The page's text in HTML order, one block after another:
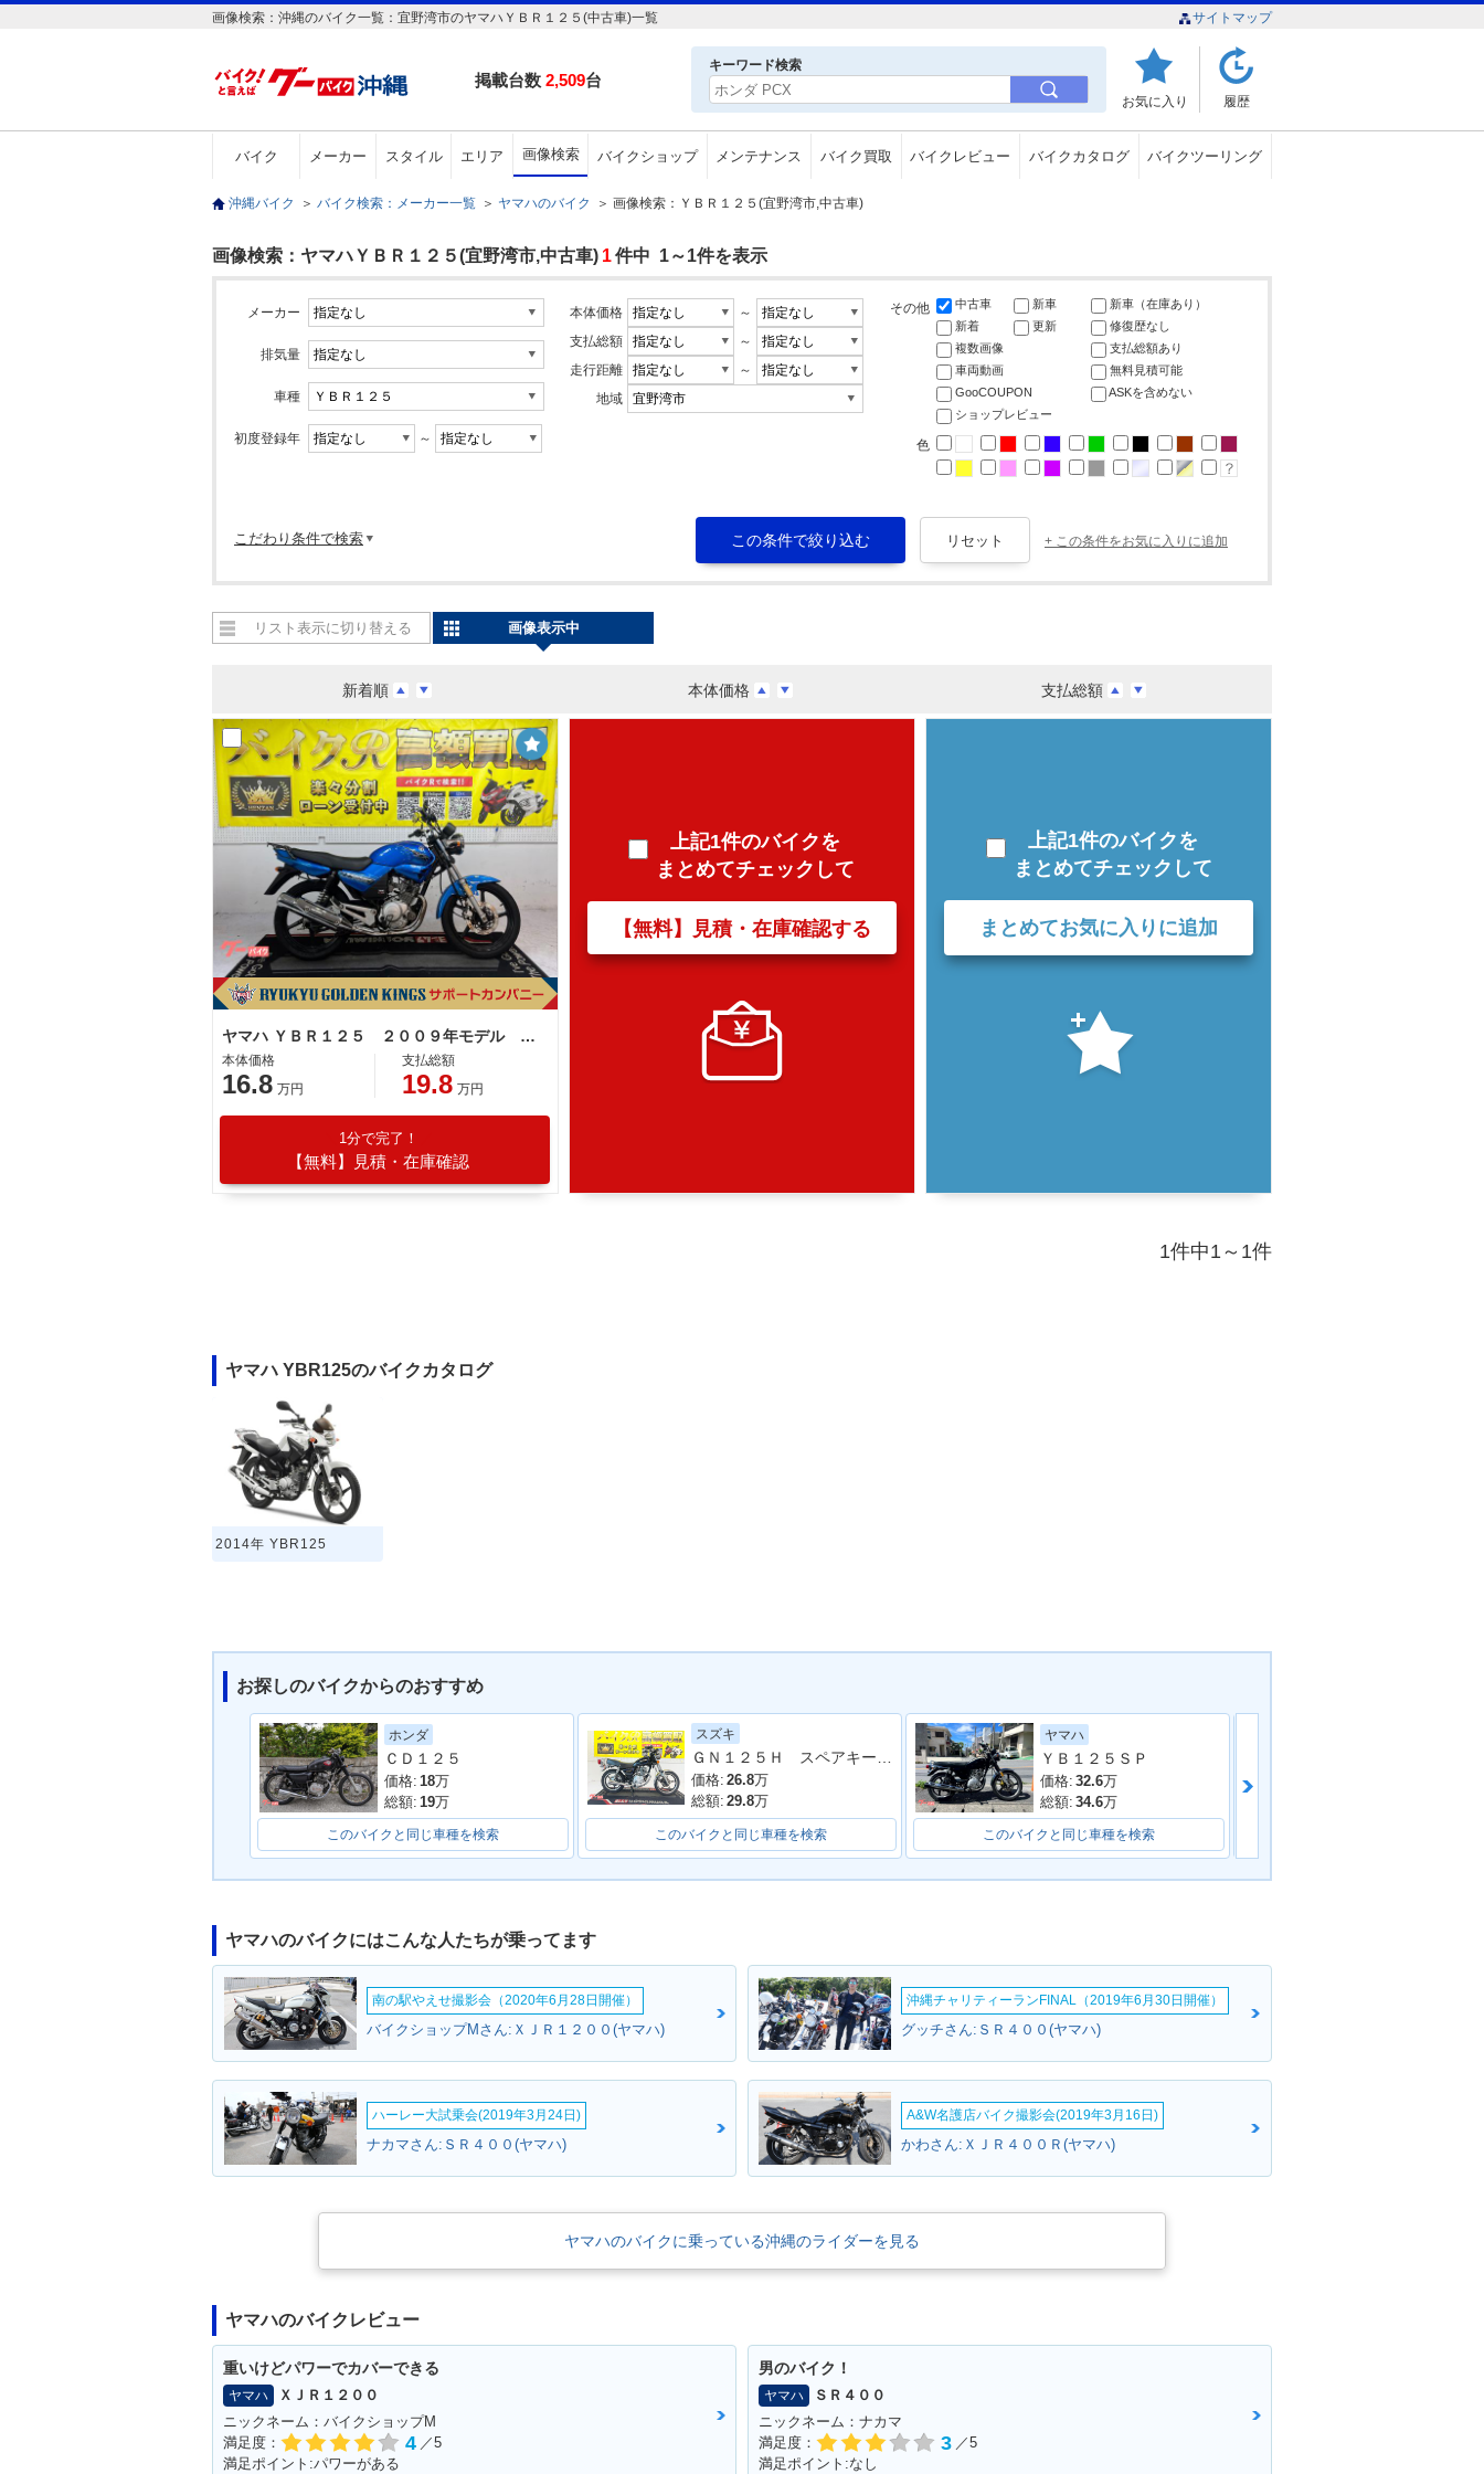
画像検索：沖縄のバイク一覧：宜野湾市のヤマハＹＢＲ１２５(中古車)一覧 サイトマップ
掲載台数 2,509台
キーワード検索
お気に入り 履歴
バイク メーカー スタイル エリア 画像検索 バイクショップ メンテナンス バイク買取 バイクレビュー バイクカタログ バイクツーリング
沖縄バイク ＞ バイク検索：メーカー一覧 ＞ ヤマハのバイク ＞ 画像検索：ＹＢＲ１２５(宜野湾市,中古車)
画像検索：ヤマハＹＢＲ１２５(宜野湾市,中古車) 1件中 1～1件を表示
メーカー
排気量
車種
初度登録年 ～
本体価格
～
支払総額
～
走行距離
～
地域
その他 中古車 新車
新車（在庫あり）
新着
更新
修復歴なし
複数画像
支払総額あり
車両動画
無料見積可能
GooCOUPON
ASKを含めない
ショップレビュー
色
こだわり条件で検索 + この条件をお気に入りに追加
新着順 本体価格 支払総額
リスト表示に切り替える 画像表示中
ヤマハ ＹＢＲ１２５ ２００９年モデル リアキャリア
本体価格
16.8 万円
支払総額
19.8 万円
1分で完了！
【無料】見積・在庫確認
上記1件のバイクを
まとめてチェックして
【無料】見積・在庫確認する
上記1件のバイクを
まとめてチェックして
まとめてお気に入りに追加
1件中1～1件
ヤマハ YBR125のバイクカタログ
2014年 YBR125
お探しのバイクからのおすすめ
ホンダ
ＣＤ１２５
価格: 18万
総額: 19万
このバイクと同じ車種を検索
スズキ
ＧＮ１２５Ｈ スペアキー サイドスタンド センタースタンド
価格: 26.8万
総額: 29.8万
このバイクと同じ車種を検索
ヤマハ
ＹＢ１２５ＳＰ
価格: 32.6万
総額: 34.6万
このバイクと同じ車種を検索
ヤマハのバイクにはこんな人たちが乗ってます
南の駅やえせ撮影会（2020年6月28日開催）
バイクショップMさん:ＸＪＲ１２００(ヤマハ)
沖縄チャリティーランFINAL（2019年6月30日開催）
グッチさん:ＳＲ４００(ヤマハ)
ハーレー大試乗会(2019年3月24日)
ナカマさん:ＳＲ４００(ヤマハ)
A&W名護店バイク撮影会(2019年3月16日)
かわさん:ＸＪＲ４００Ｒ(ヤマハ)
ヤマハのバイクに乗っている沖縄のライダーを見る
ヤマハのバイクレビュー
重いけどパワーでカバーできる
ヤマハ
ＸＪＲ１２００
ニックネーム：バイクショップM
満足度：
4 ／5
満足ポイント:パワーがある
男のバイク！
ヤマハ
ＳＲ４００
ニックネーム：ナカマ
満足度：
3 ／5
満足ポイント:なし